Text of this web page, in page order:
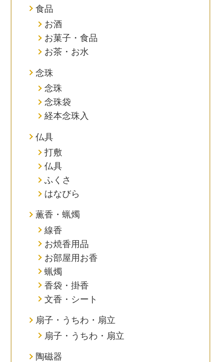
食品
お酒
お菓子・食品
お茶・お水
念珠
念珠
念珠袋
経本念珠入
仏具
打敷
仏具
ふくさ
はなびら
薫香・蝋燭
線香
お焼香用品
お部屋用お香
蝋燭
香袋・掛香
文香・シート
扇子・うちわ・扇立
扇子・うちわ・扇立
陶磁器